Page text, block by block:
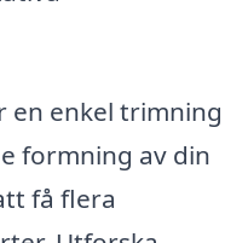
en enkel trimning
formning av din
få flera